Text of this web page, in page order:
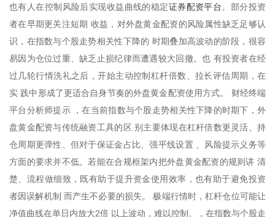
也有人在控制风险后实现收益曲线的稳定证券配资平台。部分投资
者在早期更关注短期 收益，对外盘黄金配资的风险属性缺乏足够认
识，在指数与个股走势相关性下降的 时期叠加高波动的阶段，很容
易因为仓位过重、缺乏止损纪律而遭遇较大回撤。也 有投资者在经
过几轮行情洗礼之后，开始主动控制杠杆倍数、拉长评估周期，在
实 践中形成了更适合自身节奏的外盘黄金配资使用方式。 财经终端
平台分析师提示 ，在当前指数与个股走势相关性下降的时期下，外
盘黄金配资与传统融资工具的区 别主要体现在杠杆倍数更灵活、持
仓周期更弹性、但对于保证金占比、强平线设置 、风险提示义务等
方面的要求并不低。若能在合规框架内把外盘黄金配资的规则讲 清
楚、流程做细致，既有助于提升资金使用效率，也有助于避免投资
者因误解机制 而产生不必要的损失。 极端行情时，杠杆仓位可能让
净值曲线在单日内放大2倍 以上波动，难以控制。，在指数与个股走